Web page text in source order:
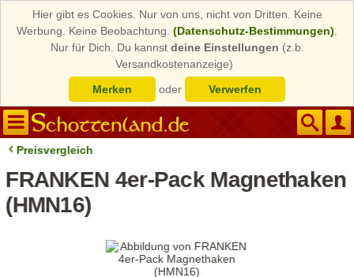
Hier gibt es Cookies. Nur von uns, nicht von Dritten. Keine
Werbung. Keine Beobachtung. (Datenschutz-Bestimmungen)
Nur für Dich. Du kannst deine Einstellungen (z.b.
Versandkostenanzeige)
Merken
oder Verwerfen
Preisvergleich
FRANKEN 4er-Pack Magnethaken
(HMN16)